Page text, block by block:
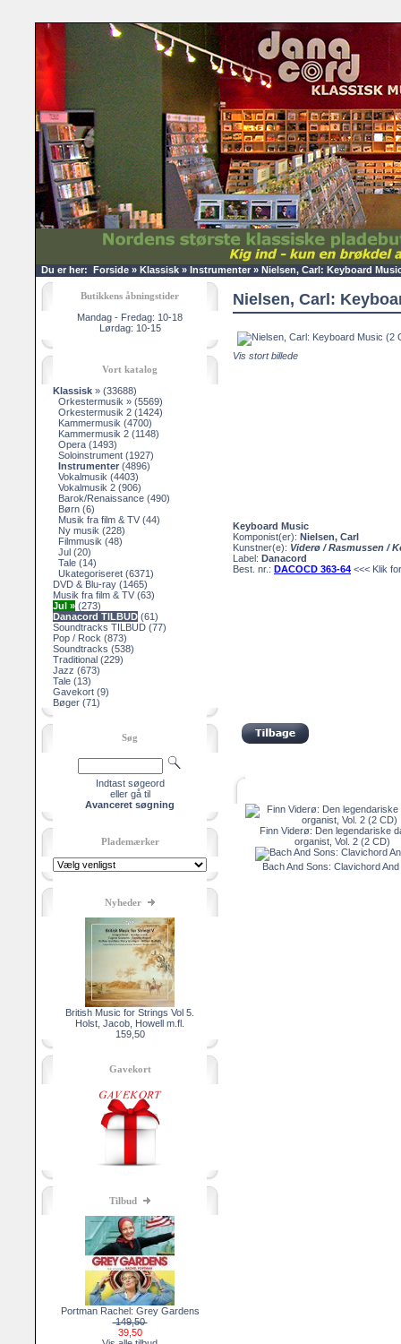
Du er her: Forside » Klassisk » Instrumenter » Nielsen, Carl: Keyboard
Butikkens åbningstider
Mandag - Fredag: 10-18
Lørdag: 10-15
Vort katalog
Klassisk » (33688)
Orkestermusik » (5569)
Orkestermusik 2 (1424)
Kammermusik (4700)
Kammermusik 2 (1148)
Opera (1493)
Soloinstrument (1927)
Instrumenter (4896)
Vokalmusik (4403)
Vokalmusik 2 (906)
Barok/Renaissance (490)
Børn (6)
Musik fra film & TV (44)
Ny musik (228)
Filmmusik (48)
Jul (20)
Tale (14)
Ukategoriseret (6371)
DVD & Blu-ray (1465)
Musik fra film & TV (63)
Jul » (273)
Danacord TILBUD (61)
Soundtracks TILBUD (77)
Pop / Rock (873)
Soundtracks (538)
Traditional (229)
Jazz (673)
Tale (13)
Gavekort (9)
Bøger (71)
Søg
Indtast søgeord
eller gå til
Avanceret søgning
Plademærker
Nyheder
British Music for Strings Vol 5.
Holst, Jacob, Howell m.fl.
159,50
Gavekort
Tilbud
Portman Rachel: Grey Gardens
149,50
39,50
Nielsen, Carl:
Vis stort billede
Keyboard Music
Komponist(er): Nielsen, Carl
Kunstner(e): Viderø / Rasmussen /
Label: Danacord
Best. nr.: DACOCD 363-64 <<< Klik
Finn Viderø: Den legendariske
organist, Vol. 2 (2 CD)
Bach And Sons: Clavichord And